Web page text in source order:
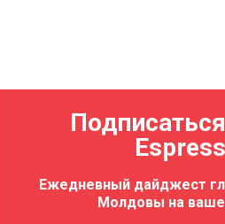
Ежедневный дайджест
Молдовы на